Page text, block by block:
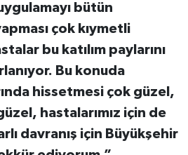
bütün
çok kıymetli
bu katılım paylarını
Bu konuda
hissetmesi çok güzel,
hastalarımız için de
davranış için Büyükşehir